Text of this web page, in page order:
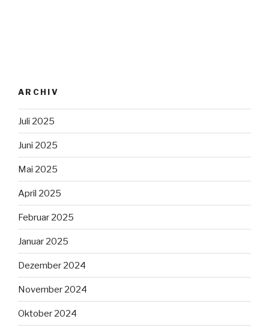
ARCHIV
Juli 2025
Juni 2025
Mai 2025
April 2025
Februar 2025
Januar 2025
Dezember 2024
November 2024
Oktober 2024